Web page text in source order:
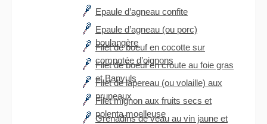
Epaule d’agneau confite
Epaule d’agneau (ou porc)
boulangère
Filet de boeuf en cocotte sur
compotée d’oignons
Filet de boeuf en croute au foie gras
et Banyuls
Filet de lapereau (ou volaille) aux
pruneaux
Filet mignon aux fruits secs et
polenta moelleuse
Grenadins de veau au vin jaune et